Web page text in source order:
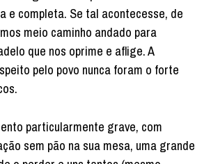
e completa. Se tal acontecesse, de
meio caminho andado para
que nos oprime e aflige. A
pelo povo nunca foram o forte
particularmente grave, com
sem pão na sua mesa, uma grande